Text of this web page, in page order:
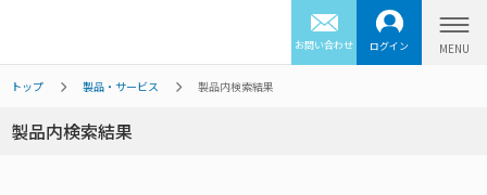
お問い合わせ ログイン
トップ 製品・サービス 製品内検索結果
製品内検索結果